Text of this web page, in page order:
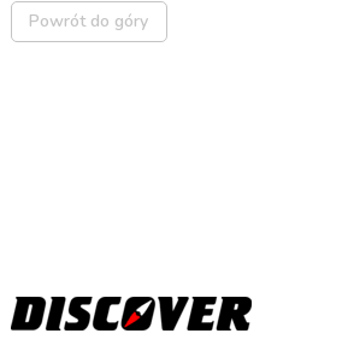
Powrót do góry